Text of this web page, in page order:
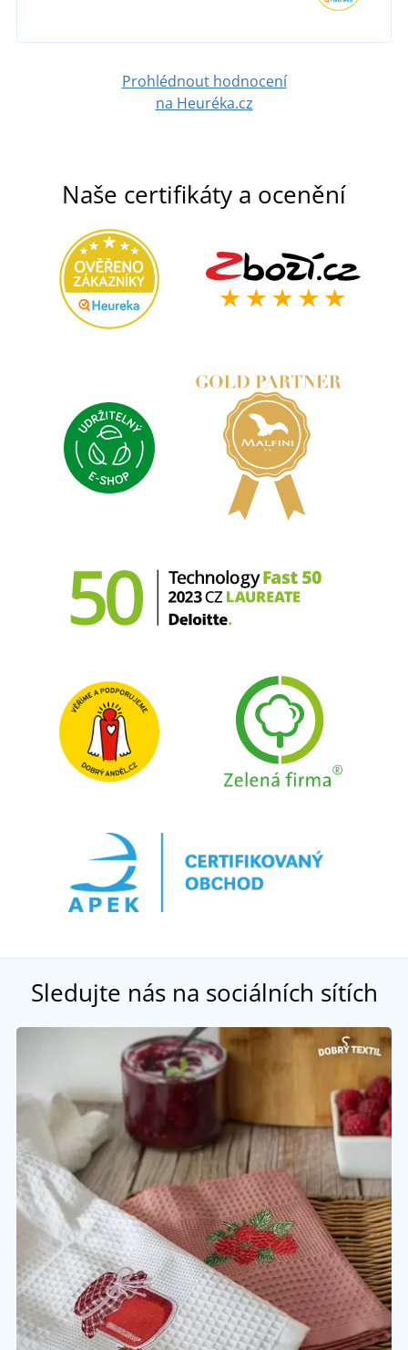
Prohlédnout hodnocení
na Heuréka.cz
Naše certifikáty a ocenění
Sledujte nás na sociálních sítích